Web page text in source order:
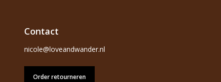
Contact
nicole@loveandwander.nl
Order retourneren